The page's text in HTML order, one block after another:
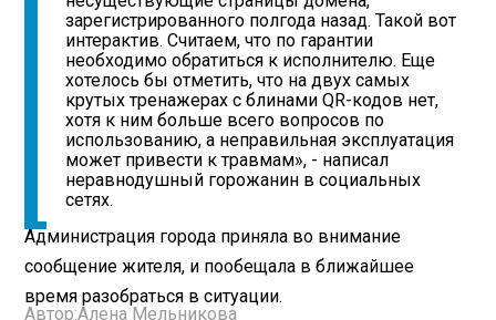
зарегистрированного полгода назад. Такой вот
интерактив. Считаем, что по гарантии
необходимо обратиться к исполнителю. Еще
хотелось бы отметить, что на двух самых
крутых тренажерах с блинами QR-кодов нет,
хотя к ним больше всего вопросов по
использованию, а неправильная эксплуатация
может привести к травмам», - написал
неравнодушный горожанин в социальных
сетях.
Администрация города приняла во внимание
сообщение жителя, и пообещала в ближайшее
время разобраться в ситуации.
Автор:Алена Мельникова